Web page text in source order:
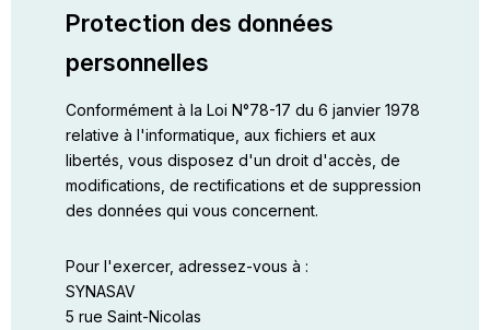
Protection des données
personnelles
Conformément à la Loi N°78-17 du 6 janvier 1978
relative à l'informatique, aux fichiers et aux
libertés, vous disposez d'un droit d'accès, de
modifications, de rectifications et de suppression
des données qui vous concernent.
Pour l'exercer, adressez-vous à :
SYNASAV
5 rue Saint-Nicolas